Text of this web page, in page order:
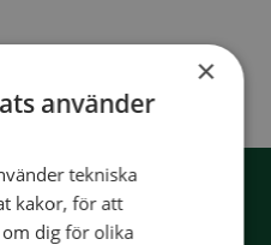
nyheter!
och
erbjudanden och
×
använder
tekniska
kakor, för att
dig för olika